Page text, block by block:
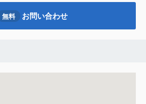
無料 お問い合わせ